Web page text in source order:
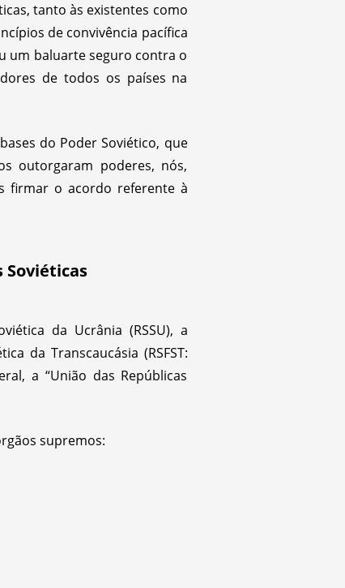
tanto às existentes como
de convivência pacífica
um baluarte seguro contra o
de todos os países na
do Poder Soviético, que
outorgaram poderes, nós,
firmar o acordo referente à
Soviéticas
da Ucrânia (RSSU), a
da Transcaucásia (RSFST:
a “União das Repúblicas
supremos: